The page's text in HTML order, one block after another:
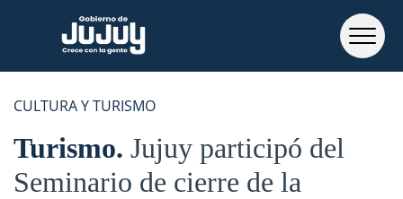
CULTURA Y TURISMO
Turismo Jujuy participó del
Seminario de cierre de la